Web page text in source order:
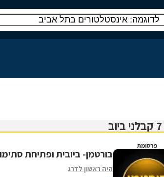
פרסומת
בורטמן- ביובית ופתיחת
היה ראשון לדרג